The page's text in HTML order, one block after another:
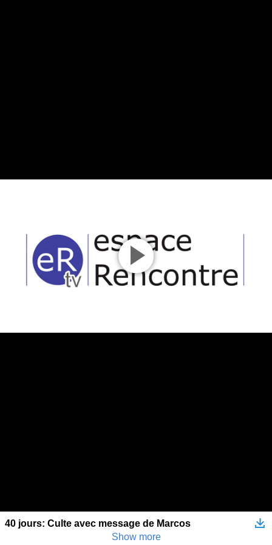
40 jours: Culte avec message de Marcos
Show more